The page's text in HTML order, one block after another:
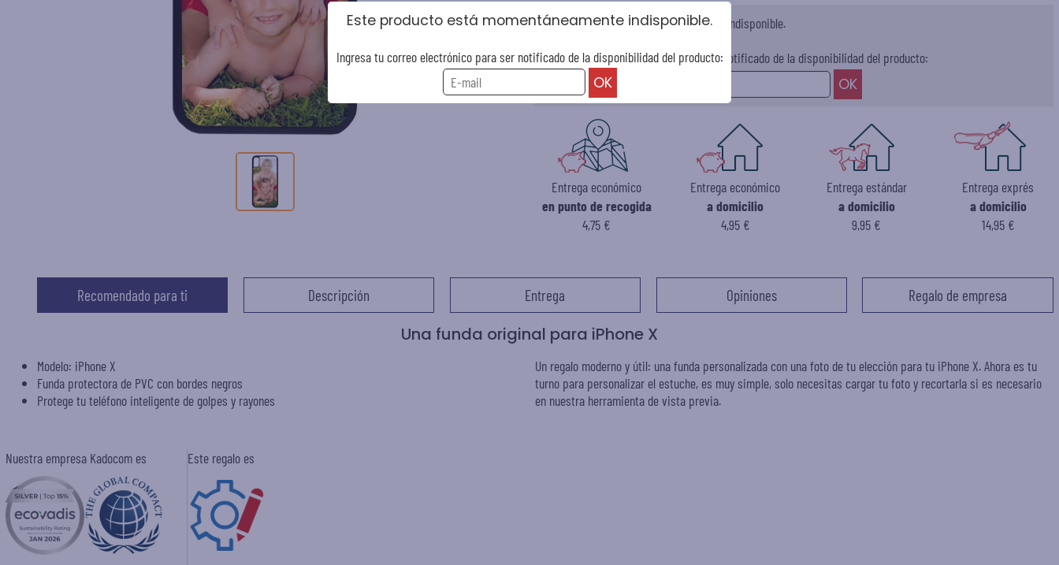
Este producto está momentáneamente indisponible.
Ingresa tu correo electrónico para ser notificado de la disponibilidad del producto:
Entrega económico
en punto de recogida
4,75 €
Entrega económico
a domicilio
4,95 €
Entrega estándar
a domicilio
9,95 €
Entrega exprés
a domicilio
14,95 €
Recomendado para ti Descripción Entrega Opiniones Regalo de empresa
Una funda original para iPhone X
Modelo: iPhone X
Funda protectora de PVC con bordes negros
Protege tu teléfono inteligente de golpes y rayones
Nuestra empresa Kadocom es Este regalo es
Un regalo moderno y útil: una funda personalizada con una foto de tu elección para tu iPhone X. Ahora es tu
turno para personalizar el estuche, es muy simple, solo necesitas cargar tu foto y recortarla si es necesario
en nuestra herramienta de vista previa.
Este producto está momentáneamente indisponible.
Ingresa tu correo electrónico para ser notificado de la disponibilidad del producto: